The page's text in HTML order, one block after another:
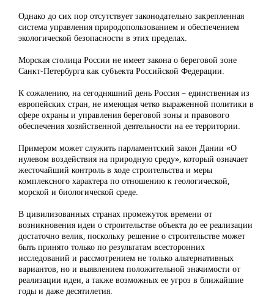
Однако до сих пор отсутствует законодательно закрепленная
система управления природопользованием и обеспечением
экологической безопасности в этих пределах.
Морская столица России не имеет закона о береговой зоне
Санкт-Петербурга как субъекта Российской Федерации.
К сожалению, на сегодняшний день Россия – единственная из
европейских стран, не имеющая четко выраженной политики в
сфере охраны и управления береговой зоны и правового
обеспечения хозяйственной деятельности на ее территории.
Примером может служить парламентский закон Дании «О
нулевом воздействия на природную среду», который означает
жесточайший контроль в ходе строительства и меры
комплексного характера по отношению к геологической,
морской и биологической среде.
В цивилизованных странах промежуток времени от
возникновения идеи о строительстве объекта до ее реализации
достаточно велик, поскольку решение о строительстве может
быть принято только по результатам всесторонних
исследований и рассмотрением не только альтернативных
вариантов, но и выявлением положительной значимости от
реализации идеи, а также возможных ее угроз в ближайшие
годы и даже десятилетия.